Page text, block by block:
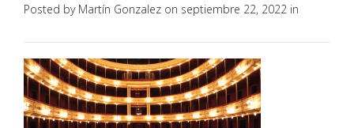
Posted by Martín Gonzalez on septiembre 22, 2022 in